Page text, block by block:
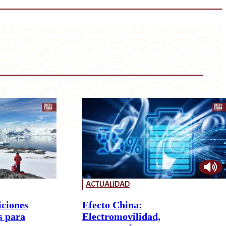
para
ACTUALIDAD
Efecto China:
Electromovilidad,